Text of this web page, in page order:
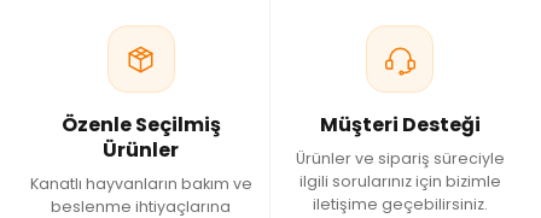
Özenle Seçilmiş
Ürünler
Kanatlı hayvanların bakım ve
beslenme ihtiyaçlarına
Müşteri Desteği
Ürünler ve sipariş süreciyle
ilgili sorularınız için bizimle
iletişime geçebilirsiniz.